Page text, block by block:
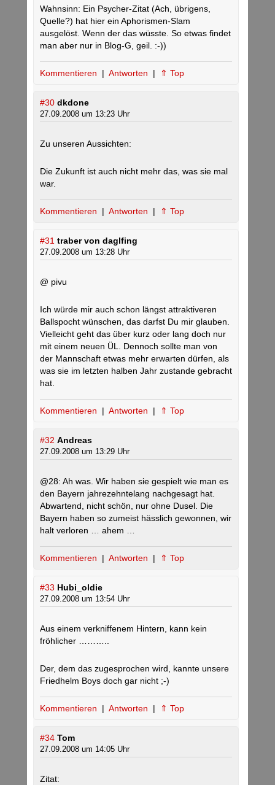
Wahnsinn: Ein Psycher-Zitat (Ach, übrigens,
Quelle?) hat hier ein Aphorismen-Slam
ausgelöst. Wenn der das wüsste. So etwas findet
man aber nur in Blog-G, geil. :-))
Kommentieren | Antworten | ⇑ Top
#30 dkdone
27.09.2008 um 13:23 Uhr
Zu unseren Aussichten:
Die Zukunft ist auch nicht mehr das, was sie mal
war.
Kommentieren | Antworten | ⇑ Top
#31 traber von daglfing
27.09.2008 um 13:28 Uhr
@ pivu
Ich würde mir auch schon längst attraktiveren
Ballspocht wünschen, das darfst Du mir glauben.
Vielleicht geht das über kurz oder lang doch nur
mit einem neuen ÜL. Dennoch sollte man von
der Mannschaft etwas mehr erwarten dürfen, als
was sie im letzten halben Jahr zustande gebracht
hat.
Kommentieren | Antworten | ⇑ Top
#32 Andreas
27.09.2008 um 13:29 Uhr
@28: Ah was. Wir haben sie gespielt wie man es
den Bayern jahrezehntelang nachgesagt hat.
Abwartend, nicht schön, nur ohne Dusel. Die
Bayern haben so zumeist hässlich gewonnen, wir
halt verloren … ahem …
Kommentieren | Antworten | ⇑ Top
#33 Hubi_oldie
27.09.2008 um 13:54 Uhr
Aus einem verkniffenem Hintern, kann kein
fröhlicher ………..
Der, dem das zugesprochen wird, kannte unsere
Friedhelm Boys doch gar nicht ;-)
Kommentieren | Antworten | ⇑ Top
#34 Tom
27.09.2008 um 14:05 Uhr
Zitat: